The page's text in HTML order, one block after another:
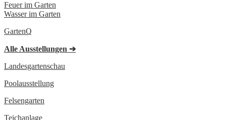
Feuer im Garten
Wasser im Garten
GartenQ
Alle Ausstellungen ➔
Landesgartenschau
Poolausstellung
Felsengarten
Teichanlage